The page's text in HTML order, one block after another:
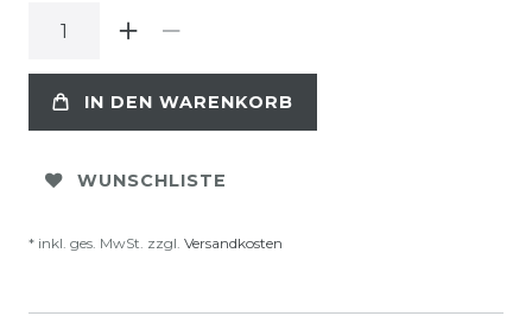
IN DEN WARENKORB
WUNSCHLISTE
* inkl. ges. MwSt. zzgl. Versandkosten